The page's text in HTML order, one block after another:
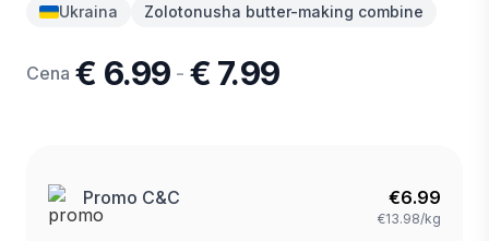
Ukraina Zolotonusha butter-making combine
Cena € 6.99 - € 7.99
Promo C&C €6.99
€13.98/kg